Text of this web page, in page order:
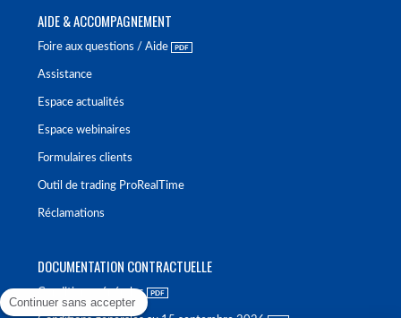
AIDE & ACCOMPAGNEMENT
Foire aux questions / Aide
Assistance
Espace actualités
Espace webinaires
Formulaires clients
Outil de trading ProRealTime
Réclamations
DOCUMENTATION CONTRACTUELLE
Conditions générales
Continuer sans accepter